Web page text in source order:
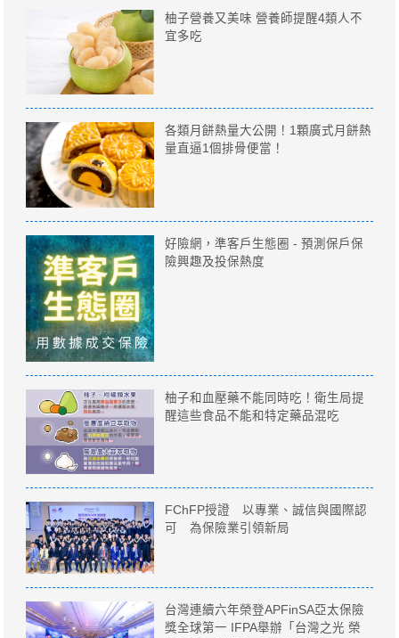
柚子營養又美味 營養師提醒4類人不
宜多吃
各類月餅熱量大公開！1顆廣式月餅熱
量直逼1個排骨便當！
好險網，準客戶生態圈 - 預測保戶保
險興趣及投保熱度
柚子和血壓藥不能同時吃！衛生局提
醒這些食品不能和特定藥品混吃
FChFP授證 以專業、誠信與國際認
可 為保險業引領新局
台灣連續六年榮登APFinSA亞太保險
獎全球第一 IFPA舉辦「台灣之光 榮